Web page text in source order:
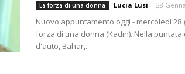
La forza di una donna Lucia Lusi - 28
Nuovo appuntamento oggi - mercoledì 28
forza di una donna (Kadın). Nella
d'auto, Bahar,...